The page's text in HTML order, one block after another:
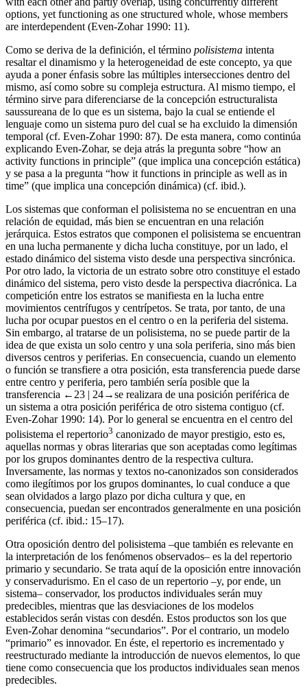
options, yet functioning as one structured whole, whose members
are interdependent (Even-Zohar 1990: 11).
Como se deriva de la definición, el término polisistema intenta
resaltar el dinamismo y la heterogeneidad de este concepto, ya que
ayuda a poner énfasis sobre las múltiples intersecciones dentro del
mismo, así como sobre su compleja estructura. Al mismo tiempo, el
término sirve para diferenciarse de la concepción estructuralista
saussureana de lo que es un sistema, bajo la cual se entiende el
lenguaje como un sistema puro del cual se ha excluido la dimensión
temporal (cf. Even-Zohar 1990: 87). De esta manera, como continúa
explicando Even-Zohar, se deja atrás la pregunta sobre “how an
activity functions in principle” (que implica una concepción estática)
y se pasa a la pregunta “how it functions in principle as well as in
time” (que implica una concepción dinámica) (cf. ibid.).
Los sistemas que conforman el polisistema no se encuentran en una
relación de equidad, más bien se encuentran en una relación
jerárquica. Estos estratos que componen el polisistema se encuentran
en una lucha permanente y dicha lucha constituye, por un lado, el
estado dinámico del sistema visto desde una perspectiva sincrónica.
Por otro lado, la victoria de un estrato sobre otro constituye el estado
dinámico del sistema, pero visto desde la perspectiva diacrónica. La
competición entre los estratos se manifiesta en la lucha entre
movimientos centrífugos y centrípetos. Se trata, por tanto, de una
lucha por ocupar puestos en el centro o en la periferia del sistema.
Sin embargo, al tratarse de un polisistema, no se puede partir de la
idea de que exista un solo centro y una sola periferia, sino más bien
diversos centros y periferias. En consecuencia, cuando un elemento
o función se transfiere a otra posición, esta transferencia puede darse
entre centro y periferia, pero también sería posible que la
transferencia ←23 | 24→se realizara de una posición periférica de
un sistema a otra posición periférica de otro sistema contiguo (cf.
Even-Zohar 1990: 14). Por lo general se encuentra en el centro del
polisistema el repertorio3 canonizado de mayor prestigio, esto es,
aquellas normas y obras literarias que son aceptadas como legítimas
por los grupos dominantes dentro de la respectiva cultura.
Inversamente, las normas y textos no-canonizados son considerados
como ilegítimos por los grupos dominantes, lo cual conduce a que
sean olvidados a largo plazo por dicha cultura y que, en
consecuencia, puedan ser encontrados generalmente en una posición
periférica (cf. ibid.: 15–17).
Otra oposición dentro del polisistema –que también es relevante en
la interpretación de los fenómenos observados– es la del repertorio
primario y secundario. Se trata aquí de la oposición entre innovación
y conservadurismo. En el caso de un repertorio –y, por ende, un
sistema– conservador, los productos individuales serán muy
predecibles, mientras que las desviaciones de los modelos
establecidos serán vistas con desdén. Estos productos son los que
Even-Zohar denomina “secundarios”. Por el contrario, un modelo
“primario” es innovador. En éste, el repertorio es incrementado y
reestructurado mediante la introducción de nuevos elementos, lo que
tiene como consecuencia que los productos individuales sean menos
predecibles.